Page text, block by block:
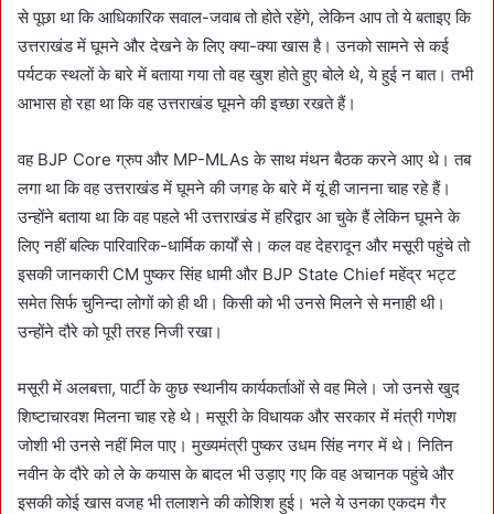
से पूछा था कि आधिकारिक सवाल-जवाब तो होते रहेंगे, लेकिन आप तो ये बताइए कि
उत्तराखंड में घूमने और देखने के लिए क्या-क्या खास है। उनको सामने से कई
पर्यटक स्थलों के बारे में बताया गया तो वह खुश होते हुए बोले थे, ये हुई न बात। तभी
आभास हो रहा था कि वह उत्तराखंड घूमने की इच्छा रखते हैं।
वह BJP Core ग्रुप और MP-MLAs के साथ मंथन बैठक करने आए थे। तब
लगा था कि वह उत्तराखंड में घूमने की जगह के बारे में यूं ही जानना चाह रहे हैं।
उन्होंने बताया था कि वह पहले भी उत्तराखंड में हरिद्वार आ चुके हैं लेकिन घूमने के
लिए नहीं बल्कि पारिवारिक-धार्मिक कार्यों से। कल वह देहरादून और मसूरी पहुंचे तो
इसकी जानकारी CM पुष्कर सिंह धामी और BJP State Chief महेंद्र भट्ट
समेत सिर्फ चुनिन्दा लोगों को ही थी। किसी को भी उनसे मिलने से मनाही थी।
उन्होंने दौरे को पूरी तरह निजी रखा।
मसूरी में अलबत्ता, पार्टी के कुछ स्थानीय कार्यकर्ताओं से वह मिले। जो उनसे खुद
शिष्टाचारवश मिलना चाह रहे थे। मसूरी के विधायक और सरकार में मंत्री गणेश
जोशी भी उनसे नहीं मिल पाए। मुख्यमंत्री पुष्कर उधम सिंह नगर में थे। नितिन
नवीन के दौरे को ले के कयास के बादल भी उड़ाए गए कि वह अचानक पहुंचे और
इसकी कोई खास वजह भी तलाशने की कोशिश हुई। भले ये उनका एकदम गैर